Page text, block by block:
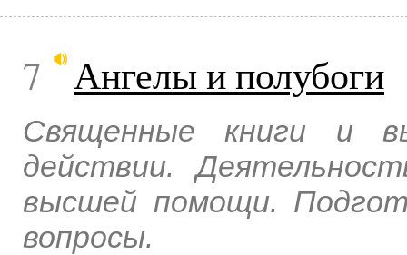
7 Ангелы и полубоги
Священные книги и
действии.
высшей помощи.
вопросы.